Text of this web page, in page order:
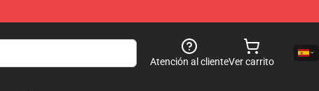
Atención al clienteVer carrito